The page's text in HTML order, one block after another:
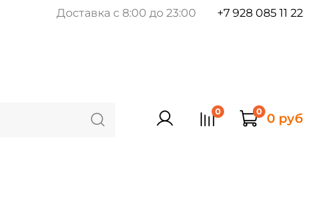
Доставка с 8:00 до 23:00 +7 928 085 11 22
0 0 0 руб